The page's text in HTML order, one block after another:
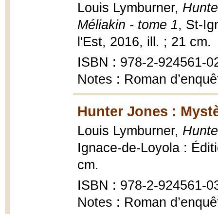
Louis Lymburner,
Méliakin - tome 1, St-
l'Est, 2016, ill. ; 21 cm.
ISBN : 978-2-924561-
Notes : Roman
Hunter Jones :
Louis Lymburner,
Ignace-de-Loyola :
cm.
ISBN : 978-2-924561-
Notes : Roman